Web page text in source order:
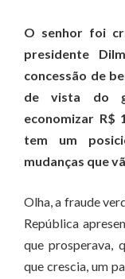
O senhor foi
presidente
concessão de
de vista do
economizar R$
tem um
mudanças que
Olha, a fraude
República
que prosperava,
que crescia, um